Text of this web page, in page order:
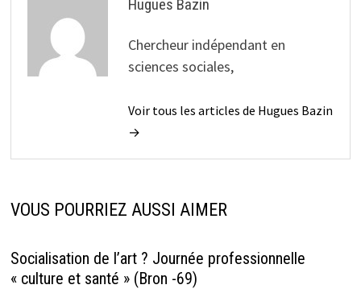
Hugues Bazin
Chercheur indépendant en
sciences sociales,
Voir tous les articles de Hugues Bazin
→
VOUS POURRIEZ AUSSI AIMER
Socialisation de l’art ? Journée professionnelle
« culture et santé » (Bron -69)